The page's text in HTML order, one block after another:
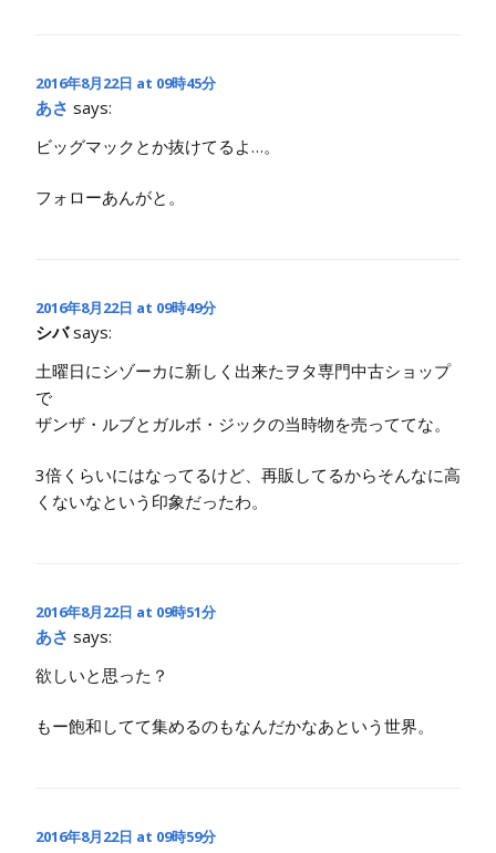
2016年8月22日 at 09時45分
あさ says:
ビッグマックとか抜けてるよ…。
フォローあんがと。
2016年8月22日 at 09時49分
シバ says:
土曜日にシゾーカに新しく出来たヲタ専門中古ショップ
で
ザンザ・ルブとガルボ・ジックの当時物を売っててな。
3倍くらいにはなってるけど、再販してるからそんなに高
くないなという印象だったわ。
2016年8月22日 at 09時51分
あさ says:
欲しいと思った？
もー飽和してて集めるのもなんだかなあという世界。
2016年8月22日 at 09時59分